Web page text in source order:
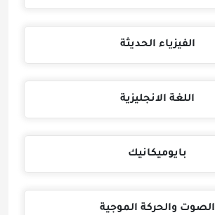
الفيزياء الحديثة
اللغة الانجليزية
بايوميكانيك
الصوت والحركة الموجية